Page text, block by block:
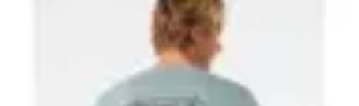
Activités Sportives Parapente
Aventure Sportive